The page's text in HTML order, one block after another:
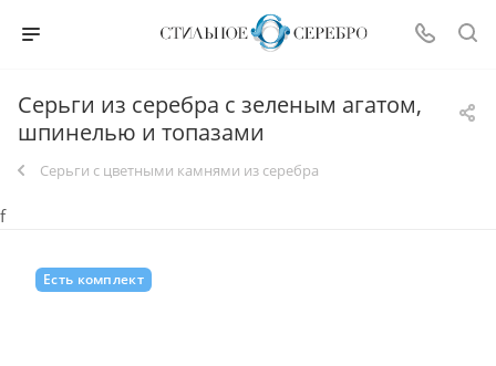
Серьги из серебра с зеленым агатом,
шпинелью и топазами
Cерьги с цветными камнями из серебра
f
Есть комплект